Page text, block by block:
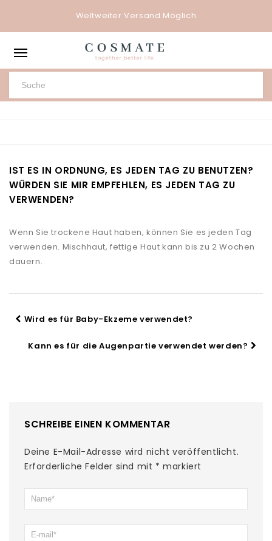
Weltweiter Versand Möglich
IST ES IN ORDNUNG, ES JEDEN TAG ZU BENUTZEN?
WÜRDEN SIE MIR EMPFEHLEN, ES JEDEN TAG ZU
VERWENDEN?
Wenn Sie trockene Haut haben, können Sie es jeden Tag
verwenden. Mischhaut, fettige Haut kann bis zu 2 Wochen
dauern.
Wird es für Baby-Ekzeme verwendet?
Kann es für die Augenpartie verwendet werden?
SCHREIBE EINEN KOMMENTAR
Deine E-Mail-Adresse wird nicht veröffentlicht.
Erforderliche Felder sind mit * markiert